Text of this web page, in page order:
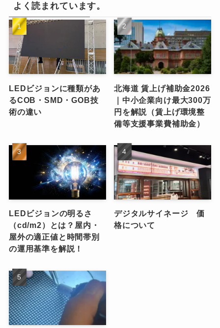
よく読まれています。
LEDビジョンに種類があ
るCOB・SMD・GOB技
術の違い
北海道 賃上げ補助金2026
｜中小企業向け最大300万
円を解説（賃上げ環境整
備等支援事業費補助金）
LEDビジョンの明るさ
（cd/m2）とは？屋内・
屋外の適正値と時間帯別
の運用基準を解説！
デジタルサイネージ 価
格について